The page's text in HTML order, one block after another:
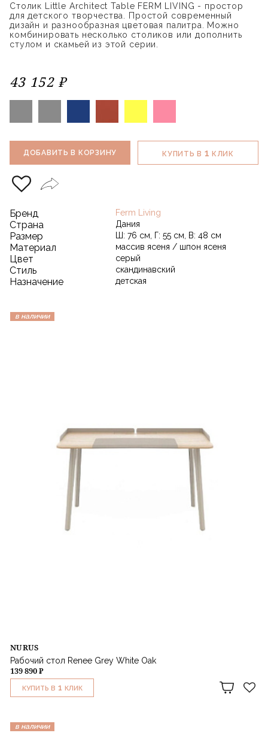
Столик Little Architect Table FERM LIVING - простор
для детского творчества. Простой современный
дизайн и разнообразная цветовая палитра. Можно
комбинировать несколько столиков или дополнить
стулом и скамьей из этой серии.
43 152 ₽
ДОБАВИТЬ В КОРЗИНУ КУПИТЬ В 1 КЛИК
Бренд Ferm Living
Страна Дания
Размер Ш: 76 см, Г: 55 см, В: 48 см
Материал массив ясеня / шпон ясеня
Цвет серый
Стиль скандинавский
Назначение детская
в наличии
NURUS
Рабочий стол Renee Grey White Oak
139 890 ₽
КУПИТЬ В 1 КЛИК
в наличии